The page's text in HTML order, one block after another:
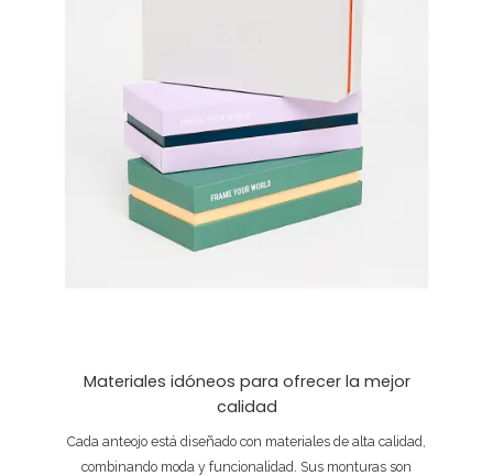
Materiales idóneos para ofrecer la mejor
calidad
Cada anteojo está diseñado con materiales de alta calidad,
combinando moda y funcionalidad. Sus monturas son